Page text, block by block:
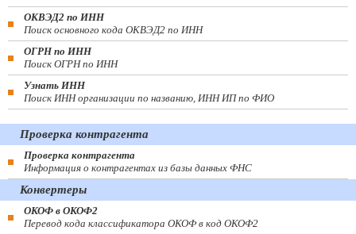
ОКВЭД2 по ИНН
Поиск основного кода ОКВЭД2 по ИНН
ОГРН по ИНН
Поиск ОГРН по ИНН
Узнать ИНН
Поиск ИНН организации по названию, ИНН ИП по ФИО
Проверка контрагента
Проверка контрагента
Информация о контрагентах из базы данных ФНС
Конвертеры
ОКОФ в ОКОФ2
Перевод кода классификатора ОКОФ в код ОКОФ2